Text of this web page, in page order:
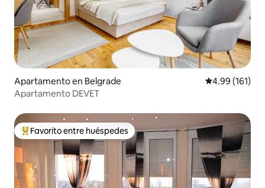
Apartamento en Belgrade Calificación
4.99 (161)
Apartamento DEVET
Favorito entre huéspedes preferido
Favorito entre huéspedes